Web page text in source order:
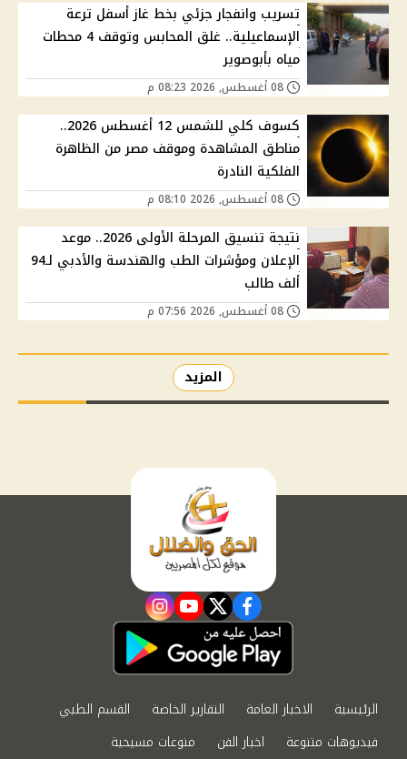
تسريب وانفجار جزئي بخط غاز أسفل ترعة
الإسماعيلية.. غلق المحابس وتوقف 4 محطات
مياه بأبوصوير
كسوف كلي للشمس 12 أغسطس 2026..
مناطق المشاهدة وموقف مصر من الظاهرة
الفلكية النادرة
نتيجة تنسيق المرحلة الأولى 2026.. موعد
الإعلان ومؤشرات الطب والهندسة والأدبي لـ94
ألف طالب
المزيد
facebook
twitter
youtube
instagram
الرئيسية الاخبار العامة التقارير الخاصة
القسم الطبي
فيديوهات متنوعة
اخبار الفن منوعات مسيحية